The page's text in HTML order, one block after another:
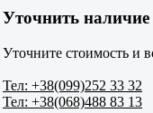
Уточнить наличие
Уточните стоимость и
Тел: +38(099)252 33 32
Тел: +38(068)488 83 13